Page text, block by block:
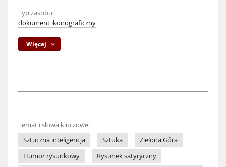
Typ zasobu:
dokument ikonograficzny
Więcej
Temat i słowa kluczowe:
Sztuczna inteligencja
Sztuka
Zielona Góra
Humor rysunkowy
Rysunek satyryczny